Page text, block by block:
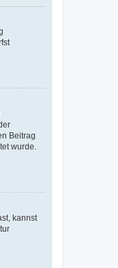
Beitrag
wurde.
kannst